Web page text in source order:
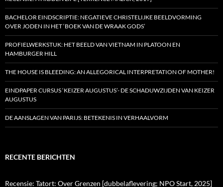
BACHELOR EINDSCRIPTIE: NEGATIEVE CHRISTELIJKE BEELDVORMING
OVER JODEN IN HET ‘BOEK VAN DE WRAAK GODS’
PROFIELWERKSTUK: HET BEELD VAN VIETNAM IN PLATOON EN
HAMBURGER HILL
THE HOUSE IS BLEEDING: AN ALLEGORICAL INTERPRETATION OF MOTHER!
EINDPAPER CURSUS ‘KEIZER AUGUSTUS’- DE SCHADUWZIJDEN VAN KEIZER
AUGUSTUS
DE AANSLAGEN VAN PARIJS: BETEKENIS IN VERHAALVORM
RECENTE BERICHTEN
Recensie: Tatort: Over Grenzen [dubbelaflevering; NPO Start, 2025]